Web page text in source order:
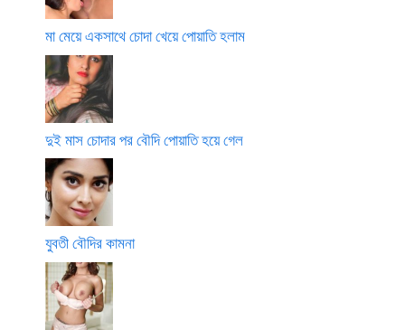
মা মেয়ে একসাথে চোদা খেয়ে পোয়াতি হলাম
দুই মাস চোদার পর বৌদি পোয়াতি হয়ে গেল
যুবতী বৌদির কামনা